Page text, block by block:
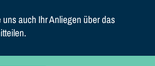
auch Ihr Anliegen über das